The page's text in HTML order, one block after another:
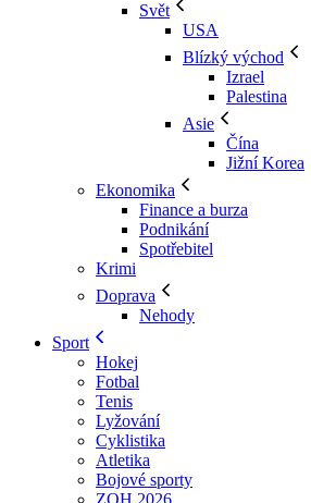
Svět
USA
Blízký východ
Izrael
Palestina
Asie
Čína
Jižní Korea
Ekonomika
Finance a burza
Podnikání
Spotřebitel
Krimi
Doprava
Nehody
Sport
Hokej
Fotbal
Tenis
Lyžování
Cyklistika
Atletika
Bojové sporty
ZOH 2026